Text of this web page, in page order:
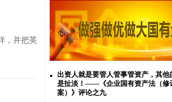
，并把英
出资人就是要管人管事管资产，其他
是扯淡！——《企业国有资产法（修
案）》评论之九